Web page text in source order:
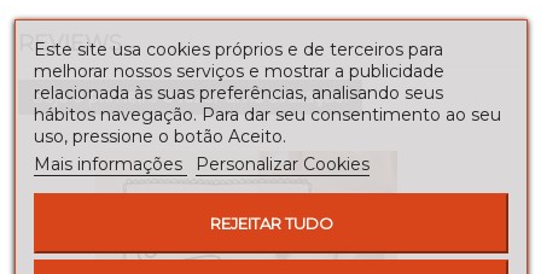
REVIEWS
Seja o primeiro a fazer uma avaliação!
Este site usa cookies próprios e de terceiros para
melhorar nossos serviços e mostrar a publicidade
relacionada às suas preferências, analisando seus
hábitos navegação. Para dar seu consentimento ao seu
uso, pressione o botão Aceito.
Mais informações
Personalizar Cookies
REJEITAR TUDO